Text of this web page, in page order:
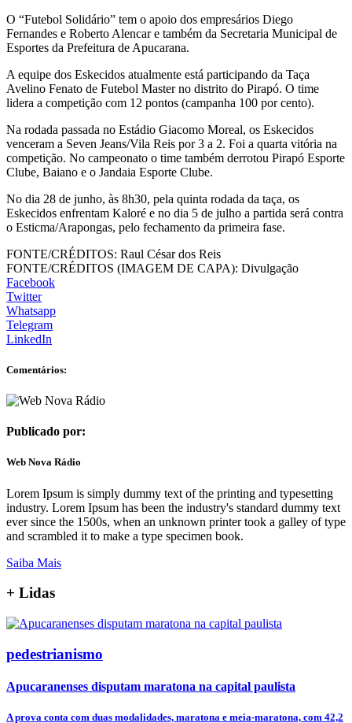
O “Futebol Solidário” tem o apoio dos empresários Diego
Fernandes e Roberto Alencar e também da Secretaria Municipal de
Esportes da Prefeitura de Apucarana.
A equipe dos Eskecidos atualmente está participando da Taça
Avelino Fenato de Futebol Master no distrito do Pirapó. O time
lidera a competição com 12 pontos (campanha 100 por cento).
Na rodada passada no Estádio Giacomo Moreal, os Eskecidos
venceram a Seven Jeans/Vila Reis por 3 a 2. Foi a quarta vitória na
competição. No campeonato o time também derrotou Pirapó Esporte
Clube, Baiano e o Jandaia Esporte Clube.
No dia 28 de junho, às 8h30, pela quinta rodada da taça, os
Eskecidos enfrentam Kaloré e no dia 5 de julho a partida será contra
o Esticma/Arapongas, pelo fechamento da primeira fase.
FONTE/CRÉDITOS: Raul César dos Reis
FONTE/CRÉDITOS (IMAGEM DE CAPA): Divulgação
Facebook
Twitter
Whatsapp
Telegram
LinkedIn
Comentários:
Publicado por:
Web Nova Rádio
Lorem Ipsum is simply dummy text of the printing and typesetting
industry. Lorem Ipsum has been the industry's standard dummy text
ever since the 1500s, when an unknown printer took a galley of type
and scrambled it to make a type specimen book.
Saiba Mais
+ Lidas
pedestrianismo
Apucaranenses disputam maratona na capital paulista
A prova conta com duas modalidades, maratona e meia-maratona, com 42,2